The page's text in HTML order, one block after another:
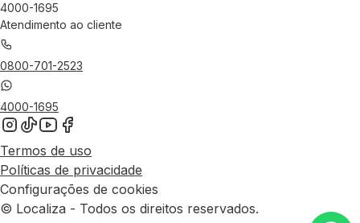
4000-1695
Atendimento ao cliente
0800-701-2523
4000-1695
Termos de uso
Políticas de privacidade
Configurações de cookies
© Localiza - Todos os direitos reservados.